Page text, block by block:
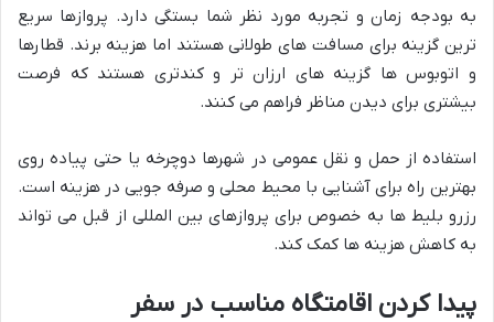
به بودجه زمان و تجربه مورد نظر شما بستگی دارد. پروازها سریع
ترین گزینه برای مسافت های طولانی هستند اما هزینه برند. قطارها
و اتوبوس ها گزینه های ارزان تر و کندتری هستند که فرصت
بیشتری برای دیدن مناظر فراهم می کنند.
استفاده از حمل و نقل عمومی در شهرها دوچرخه یا حتی پیاده روی
بهترین راه برای آشنایی با محیط محلی و صرفه جویی در هزینه است.
رزرو بلیط ها به خصوص برای پروازهای بین المللی از قبل می تواند
به کاهش هزینه ها کمک کند.
پیدا کردن اقامتگاه مناسب در سفر